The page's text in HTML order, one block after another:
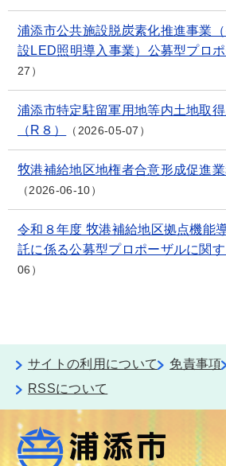
浦添市公共施設脱炭素化推進事業
設LED照明導入事業）公募型プロ
27
浦添市特定駐留軍用地等内土地取
（R８）
2026-05-07
牧港補給地区地権者合意形成促進業
2026-06-10
令和８年度 牧港補給地区拠点機能
託に係る公募型プロポーザルに関
06
サイトの利用について 免責事項
RSSについて